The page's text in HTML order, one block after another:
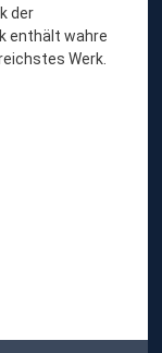
der
enthält wahre
Werk.